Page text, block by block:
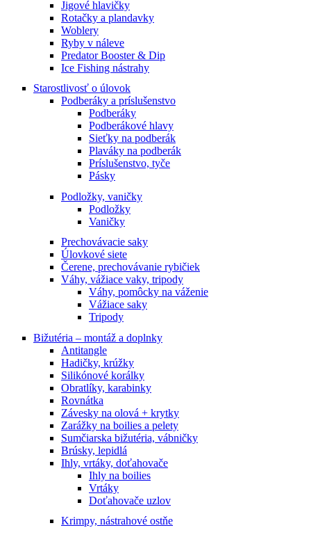
Jigové hlavičky
Rotačky a plandavky
Woblery
Ryby v náleve
Predator Booster & Dip
Ice Fishing nástrahy
Starostlivosť o úlovok
Podberáky a príslušenstvo
Podberáky
Podberákové hlavy
Sieťky na podberák
Plaváky na podberák
Príslušenstvo, tyče
Pásky
Podložky, vaničky
Podložky
Vaničky
Prechovávacie saky
Úlovkové siete
Čerene, prechovávanie rybičiek
Váhy, vážiace vaky, tripody
Váhy, pomôcky na váženie
Vážiace saky
Tripody
Bižutéria – montáž a doplnky
Antitangle
Hadičky, krúžky
Silikónové korálky
Obratlíky, karabinky
Rovnátka
Závesky na olová + krytky
Zarážky na boilies a pelety
Sumčiarska bižutéria, vábničky
Brúsky, lepidlá
Ihly, vrtáky, doťahovače
Ihly na boilies
Vrtáky
Doťahovače uzlov
Krimpy, nástrahové ostňe